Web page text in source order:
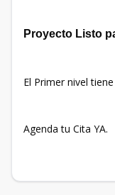
Proyecto Listo
El Primer nivel
Agenda tu Cita YA.